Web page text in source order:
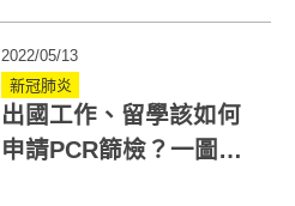
2022/05/13
新冠肺炎
出國工作、留學該如何
申請PCR篩檢？一圖秒